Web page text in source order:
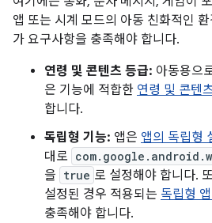
앱 또는 시계 모드의 아동 친화적인
가 요구사항을 충족해야 합니다.
연령 및 콘텐츠 등급: 아동용으
은 기능에 적합한 연령 및 콘텐
합니다.
독립형 기능: 앱은 앱의 독립형
대로
을 true 로 설정해야 합니다.
설정된 경우 적용되는 독립형
충족해야 합니다.